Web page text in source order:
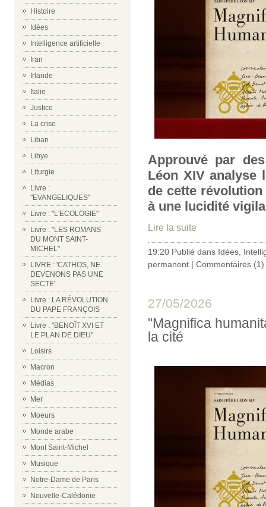
Histoire
Idées
Intelligence artificielle
Iran
Irlande
Italie
Justice
La crise
Liban
Libye
Liturgie
Livre :
"EVANGELIQUES"
Livre : "L'ECOLOGIE"
Livre : "LES ROMANS
DU MONT SAINT-
MICHEL"
LIVRE : 'CATHOS, NE
DEVENONS PAS UNE
SECTE'
Livre : LA RÉVOLUTION
DU PAPE FRANÇOIS
Livre : "BENOÎT XVI ET
LE PLAN DE DIEU"
Loisirs
Macron
Médias
Mer
Moeurs
Monde arabe
Mont Saint-Michel
Musique
Notre-Dame de Paris
Nouvelle-Calédonie
Approuvé par
Léon XIV analyse
de cette
à une lucidité
Lire la suite
19:20 Publié dans Idées
permanent | Commentaires (1)
27/05/2026
"Magnifica
la cité